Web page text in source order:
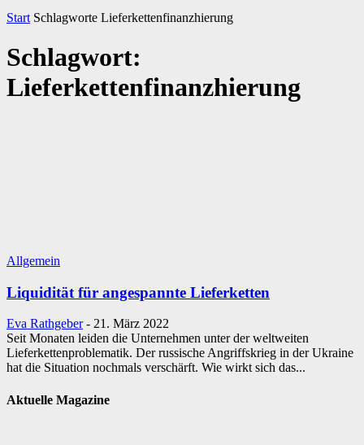
Start Schlagworte Lieferkettenfinanzhierung
Schlagwort:
Lieferkettenfinanzhierung
Allgemein
Liquidität für angespannte Lieferketten
Eva Rathgeber - 21. März 2022
Seit Monaten leiden die Unternehmen unter der weltweiten
Lieferkettenproblematik. Der russische Angriffskrieg in der Ukraine
hat die Situation nochmals verschärft. Wie wirkt sich das...
Aktuelle Magazine